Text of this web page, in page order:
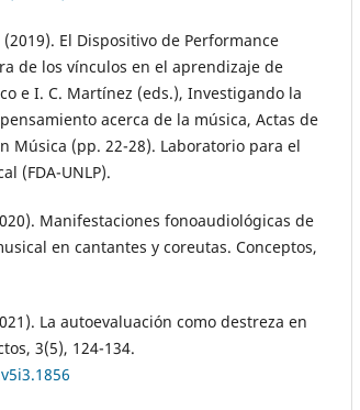
El Dispositivo de Performance
de los vínculos en el aprendizaje de
e I. C. Martínez (eds.), Investigando la
acerca de la música, Actas de
Música (pp. 22-28). Laboratorio para el
(FDA-UNLP).
Manifestaciones fonoaudiológicas de
en cantantes y coreutas. Conceptos,
La autoevaluación como destreza en
3(5), 124-134.